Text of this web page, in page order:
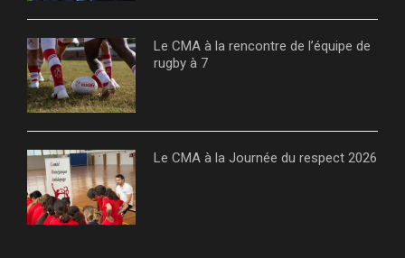
Le CMA à la rencontre de l’équipe de
rugby à 7
Le CMA à la Journée du respect 2026